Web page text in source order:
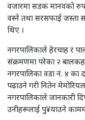
वजारमा सडक मानवको
वस्ने तथा सरसफाई जस्ता
थिए ।
नगरपालिकाले हेरचाह र
संक्रमणमा परेका २
नगरपालिका वडा नं. ४
पढाउने गरी नितेन
नगरपालिकाले जानकारी
उनीहरूलाई पु¥याउने